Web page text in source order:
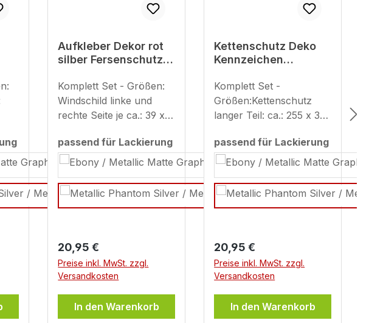
Aufkleber Dekor rot
silber Fersenschutz
kompatibel für
Kawasaki Z650
Komplett Set - Größen:
Windschild linke und
rechte Seite je ca.: 39 x
79 x 91 mm / 80 x 99
mm
passend für Lackierung
auswählen
Regulärer Preis:
20,95 €
Preise inkl. MwSt. zzgl.
Versandkosten
In den Warenkorb
Kettenschutz Deko
Kennzeichen
kompatibel für
Kawasaki Z650
Komplett Set -
Größen:Kettenschutz
langer Teil: ca.: 255 x 32
Teil: ca.: 178 x 34
mm Kennzeichenhalter je
passend für Lackierung
auswählen
Regulärer Preis:
20,95 €
Preise inkl. MwSt. zzgl.
Versandkosten
In den Warenkorb